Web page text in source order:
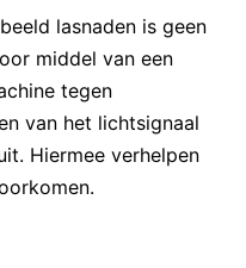
lasnaden is geen
middel van een
tegen
van het lichtsignaal
Hiermee verhelpen